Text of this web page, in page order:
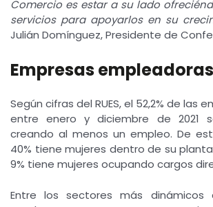
Comercio es estar a su lado
servicios para apoyarlos en su
Julián Domínguez, Presidente de
Empresas empleadoras
Según cifras del RUES, el 52,2% de las
entre enero y diciembre de 2021
creando al menos un empleo. De
40% tiene mujeres dentro de su
9% tiene mujeres ocupando cargos
Entre los sectores más dinámicos